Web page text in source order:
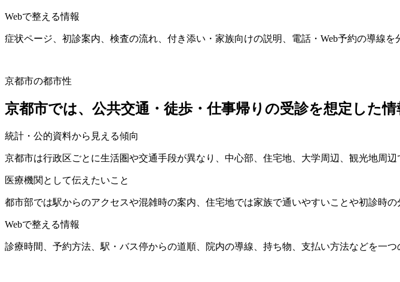
Webで整える情報
症状ページ、初診案内、検査の流れ、付き添い・家族向けの説明、電話・Web予約の導線を
京都市の都市性
京都市では、公共交通・徒歩・仕事帰りの受診を想定した
統計・公的資料から見える傾向
京都市は行政区ごとに生活圏や交通手段が異なり、中心部、住宅地、大学周辺、観光地周辺
医療機関として伝えたいこと
都市部では駅からのアクセスや混雑時の案内、住宅地では家族で通いやすいことや初診時の
Webで整える情報
診療時間、予約方法、駅・バス停からの道順、院内の導線、持ち物、支払い方法などを一つ